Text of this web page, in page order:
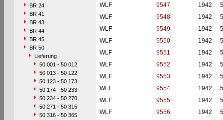
BR 24
BR 41
BR 43
BR 44
BR 45
BR 50
Lieferung
50 001 - 50 012
50 013 - 50 122
50 123 - 50 173
50 174 - 50 233
50 234 - 50 270
50 271 - 50 315
50 316 - 50 365
WLF
9547 1942
WLF
9548 1942
WLF
9549 1942
WLF
9550 1942
WLF
9551 1942
WLF
9552 1942
WLF
9553 1942
WLF
9554 1942
WLF
9555 1942
WLF
9556 1942